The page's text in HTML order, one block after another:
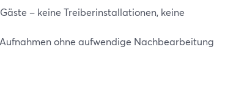
– keine Treiberinstallationen, keine
ohne aufwendige Nachbearbeitung